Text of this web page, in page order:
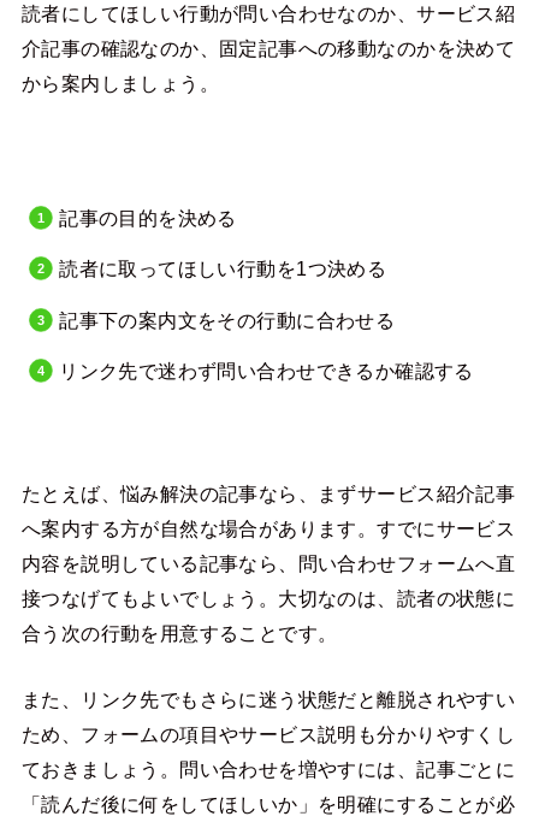
読者にしてほしい行動が問い合わせなのか、サービス紹
介記事の確認なのか、固定記事への移動なのかを決めて
から案内しましょう。
記事の目的を決める
読者に取ってほしい行動を1つ決める
記事下の案内文をその行動に合わせる
リンク先で迷わず問い合わせできるか確認する
たとえば、悩み解決の記事なら、まずサービス紹介記事
へ案内する方が自然な場合があります。すでにサービス
内容を説明している記事なら、問い合わせフォームへ直
接つなげてもよいでしょう。大切なのは、読者の状態に
合う次の行動を用意することです。
また、リンク先でもさらに迷う状態だと離脱されやすい
ため、フォームの項目やサービス説明も分かりやすくし
ておきましょう。問い合わせを増やすには、記事ごとに
「読んだ後に何をしてほしいか」を明確にすることが必